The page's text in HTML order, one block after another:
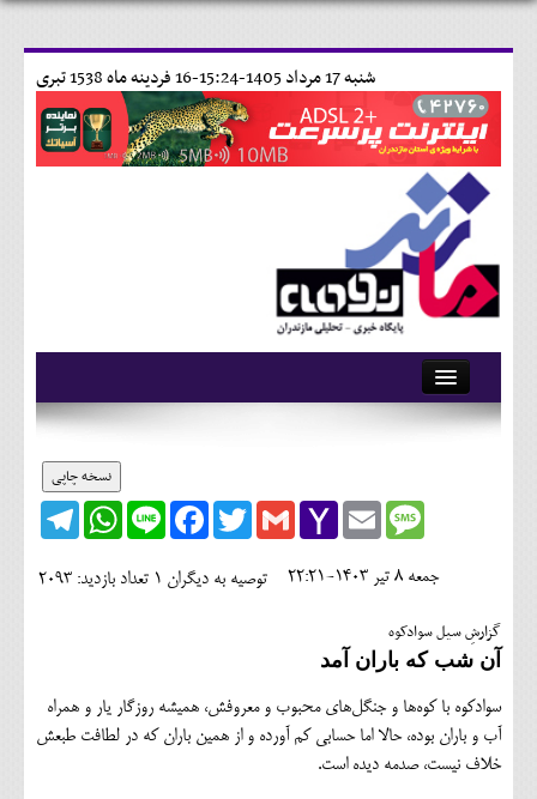
16 فردينه ماه 1538 تبری شنبه 17 مرداد 1405-15:24-
آرشیو
وبلاگ
کلینیک
حقوقی
محیط زیست و گردشگری
نسخه چاپی
Telegram
WhatsApp Line
FacebookTwitterGmailYahoo
Mail
EmailMessage
تعداد بازدید: 2093 توصیه به دیگران 1 جمعه 8 تير 1403-22:21
گزارشِ سیل سوادکوه
آن شب که باران آمد
سوادکوه با کوه‌ها و جنگل‌های محبوب و معروفش، همیشه روزگار یار و همراه
آب و باران بوده، حالا اما حسابی کم آورده و از همین باران که در لطافت طبعش
خلاف نیست، صدمه دیده است.